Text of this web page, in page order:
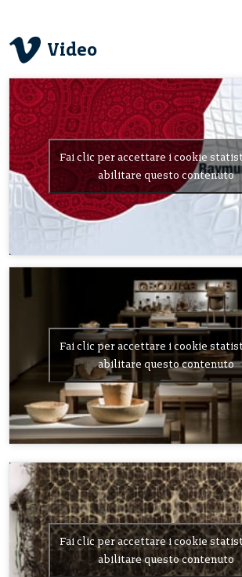
Video
Fai clic per accettare i cookie
abilitare questo contenuto
Fai clic per accettare i cookie
abilitare questo contenuto
Fai clic per accettare i cookie
abilitare questo contenuto